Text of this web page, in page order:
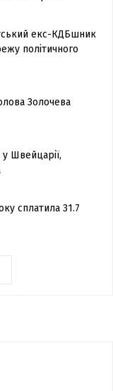
екс-КДБшник
політичного
Золочева
Швейцарії,
сплатила 31.7